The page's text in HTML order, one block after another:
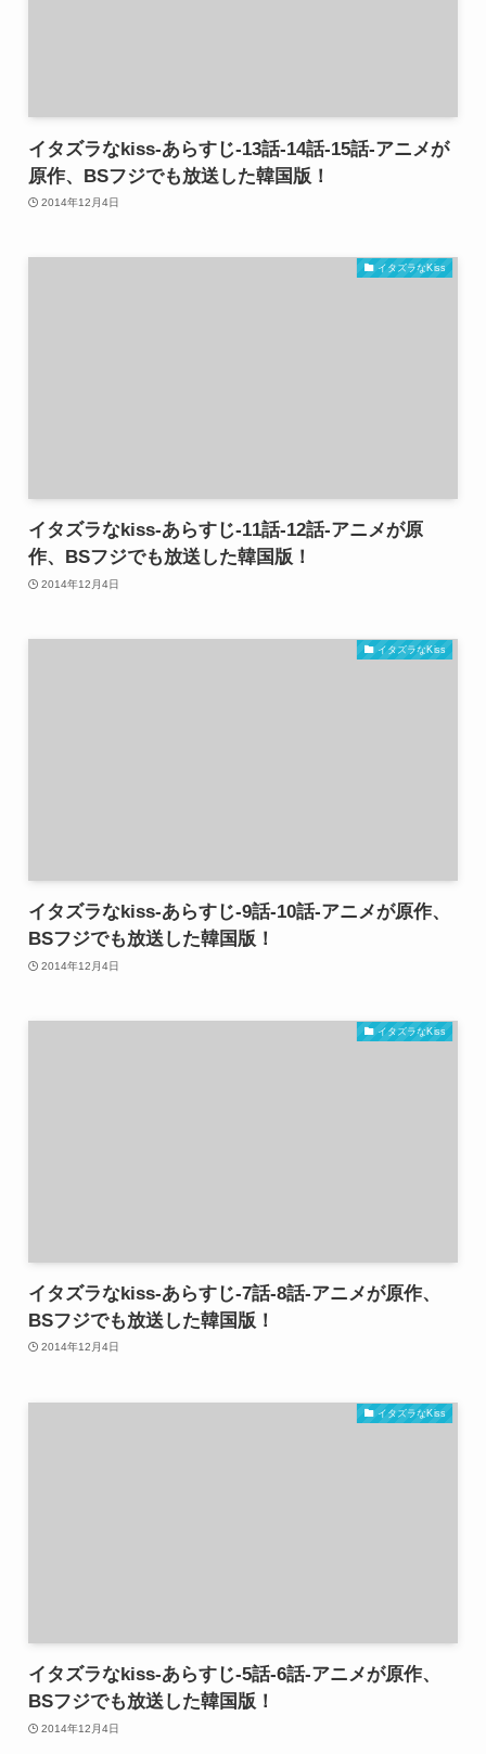
イタズラなkiss-あらすじ-13話-14話-15話-アニメが
原作、BSフジでも放送した韓国版！
2014年12月4日
イタズラなKiss
イタズラなkiss-あらすじ-11話-12話-アニメが原
作、BSフジでも放送した韓国版！
2014年12月4日
イタズラなKiss
イタズラなkiss-あらすじ-9話-10話-アニメが原作、
BSフジでも放送した韓国版！
2014年12月4日
イタズラなKiss
イタズラなkiss-あらすじ-7話-8話-アニメが原作、
BSフジでも放送した韓国版！
2014年12月4日
イタズラなKiss
イタズラなkiss-あらすじ-5話-6話-アニメが原作、
BSフジでも放送した韓国版！
2014年12月4日